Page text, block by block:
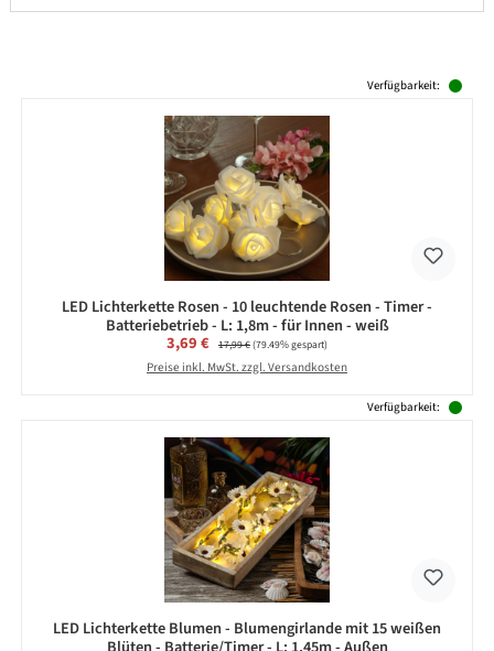
Verfügbarkeit:
LED Lichterkette Rosen - 10 leuchtende Rosen - Timer -
Batteriebetrieb - L: 1,8m - für Innen - weiß
Verkaufspreis:
3,69 € Regulärer Preis:
17,99 €(79.49% gespart)
Preise inkl. MwSt. zzgl. Versandkosten
Verfügbarkeit:
LED Lichterkette Blumen - Blumengirlande mit 15 weißen